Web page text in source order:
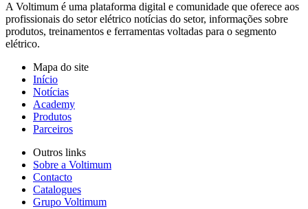
A Voltimum é uma plataforma digital e comunidade que oferece aos
profissionais do setor elétrico notícias do setor, informações sobre
produtos, treinamentos e ferramentas voltadas para o segmento
elétrico.
Mapa do site
Início
Notícias
Academy
Produtos
Parceiros
Outros links
Sobre a Voltimum
Contacto
Catalogues
Grupo Voltimum